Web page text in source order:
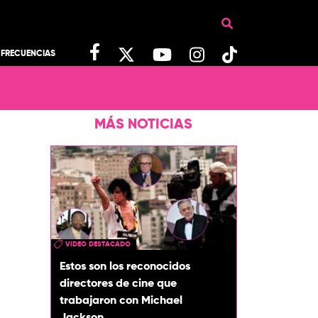
FRECUENCIAS
MÁS NOTICIAS
VIDEO DESTACADO
Estos son los reconocidos
directores de cine que
trabajaron con Michael